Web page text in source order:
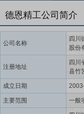
德恩精工公司简介
公司名称
四川
股份
注册地址
四川
县竹
成立日期
主要范围